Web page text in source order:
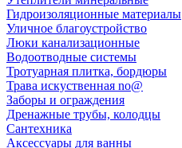
Гидроизоляционные материалы
Уличное благоустройство
Люки канализационные
Водоотводные системы
Тротуарная плитка, бордюры
Трава искуственная no@
Заборы и ограждения
Дренажные трубы, колодцы
Сантехника
Аксессуары для ванны